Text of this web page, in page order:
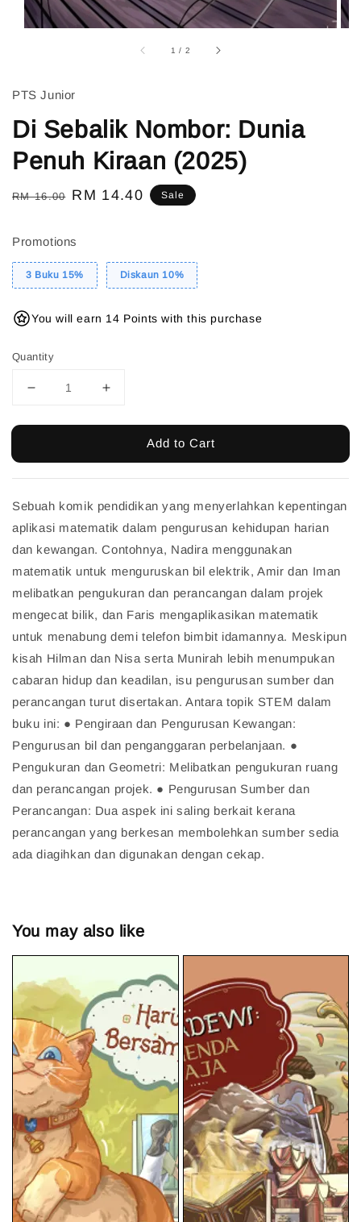
1 / 2
PTS Junior
Di Sebalik Nombor: Dunia
Penuh Kiraan (2025)
Regular
RM 16.00 Sale
RM 14.40 Sale
Promotions
3 Buku 15% Diskaun 10%
You will earn 14 Points with this purchase
Quantity
Add to Cart
Sebuah komik pendidikan yang menyerlahkan kepentingan
aplikasi matematik dalam pengurusan kehidupan harian
dan kewangan. Contohnya, Nadira menggunakan
matematik untuk menguruskan bil elektrik, Amir dan Iman
melibatkan pengukuran dan perancangan dalam projek
mengecat bilik, dan Faris mengaplikasikan matematik
untuk menabung demi telefon bimbit idamannya. Meskipun
kisah Hilman dan Nisa serta Munirah lebih menumpukan
cabaran hidup dan keadilan, isu pengurusan sumber dan
perancangan turut disertakan. Antara topik STEM dalam
buku ini: ● Pengiraan dan Pengurusan Kewangan:
Pengurusan bil dan penganggaran perbelanjaan. ●
Pengukuran dan Geometri: Melibatkan pengukuran ruang
dan perancangan projek. ● Pengurusan Sumber dan
Perancangan: Dua aspek ini saling berkait kerana
perancangan yang berkesan membolehkan sumber sedia
ada diagihkan dan digunakan dengan cekap.
You may also like